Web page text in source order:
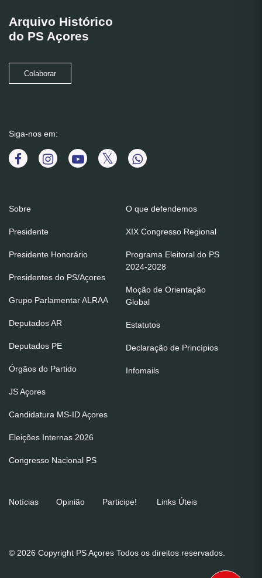
Arquivo Histórico
do PS Açores
Colaborar
Siga-nos em:
Sobre
Presidente
Presidente Honorário
Presidentes do PS/Açores
Grupo Parlamentar ALRAA
Deputados AR
Deputados PE
Órgãos do Partido
JS Açores
Candidatura MS-ID Açores
Eleições Internas 2026
Congresso Nacional PS
O que defendemos
XIX Congresso Regional
Programa Eleitoral do PS
2024-2028
Moção de Orientação
Global
Estatutos
Declaração de Princípios
Infomails
Notícias Opinião Participe! Links Úteis
© 2026 Copyright PS Açores Todos os direitos reservados.